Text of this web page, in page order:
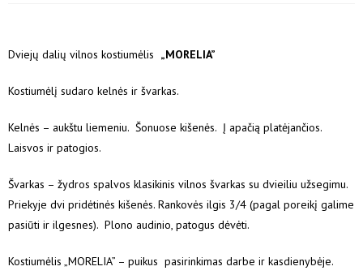
Dviejų dalių vilnos kostiumėlis „MORELIA”
Kostiumėlį sudaro kelnės ir švarkas.
Kelnės – aukštu liemeniu. Šonuose kišenės. Į apačią platėjančios.
Laisvos ir patogios.
Švarkas – žydros spalvos klasikinis vilnos švarkas su dvieiliu užsegimu.
Priekyje dvi pridėtinės kišenės. Rankovės ilgis 3/4 (pagal poreikį galime
pasiūti ir ilgesnes). Plono audinio, patogus dėvėti.
Kostiumėlis „MORELIA” – puikus pasirinkimas darbe ir kasdienybėje.